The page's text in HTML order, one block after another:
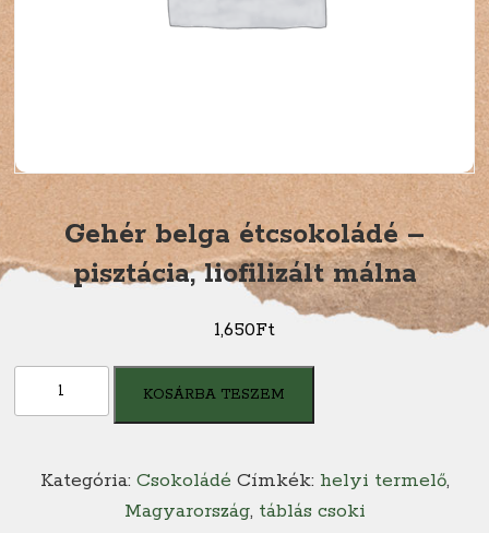
Gehér belga étcsokoládé –
pisztácia, liofilizált málna
1,650Ft
Gehér
belga
KOSÁRBA TESZEM
Kategória: Csokoládé Címkék: helyi termelő,
Magyarország, táblás csoki